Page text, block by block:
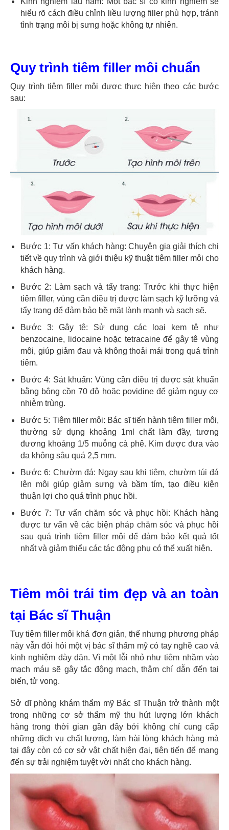
hiểu rõ cách điều chỉnh liều lượng filler phù hợp, tránh
tình trạng môi bị sưng hoặc không tự nhiên.
Quy trình tiêm filler môi chuẩn
Quy trình tiêm filler môi được thực hiện theo các bước
sau:
Bước 1: Tư vấn khách hàng: Chuyên gia giải thích chi
tiết về quy trình và giới thiệu kỹ thuật tiêm filler môi cho
khách hàng.
Bước 2: Làm sạch và tẩy trang: Trước khi thực hiện
tiêm filler, vùng cần điều trị được làm sạch kỹ lưỡng và
tẩy trang để đảm bảo bề mặt lành mạnh và sạch sẽ.
Bước 3: Gây tê: Sử dụng các loại kem tê như
benzocaine, lidocaine hoặc tetracaine để gây tê vùng
môi, giúp giảm đau và không thoải mái trong quá trình
tiêm.
Bước 4: Sát khuẩn: Vùng cần điều trị được sát khuẩn
bằng bông cồn 70 độ hoặc povidine để giảm nguy cơ
nhiễm trùng.
Bước 5: Tiêm filler môi: Bác sĩ tiến hành tiêm filler môi,
thường sử dụng khoảng 1ml chất làm đầy, tương
đương khoảng 1/5 muỗng cà phê. Kim được đưa vào
da không sâu quá 2,5 mm.
Bước 6: Chườm đá: Ngay sau khi tiêm, chườm túi đá
lên môi giúp giảm sưng và bầm tím, tạo điều kiện
thuận lợi cho quá trình phục hồi.
Bước 7: Tư vấn chăm sóc và phục hồi: Khách hàng
được tư vấn về các biện pháp chăm sóc và phục hồi
sau quá trình tiêm filler môi để đảm bảo kết quả tốt
nhất và giảm thiểu các tác động phụ có thể xuất hiện.
Tiêm môi trái tim đẹp và an toàn
tại Bác sĩ Thuận
Tuy tiêm filler môi khá đơn giản, thế nhưng phương pháp
này vẫn đòi hỏi một vị bác sĩ thẩm mỹ có tay nghề cao và
kinh nghiệm dày dặn. Vì một lỗi nhỏ như tiêm nhầm vào
mạch máu sẽ gây tắc động mạch, thậm chí dẫn đến tai
biến, tử vong.
Sở dĩ phòng khám thẩm mỹ Bác sĩ Thuận trở thành một
trong những cơ sở thẩm mỹ thu hút lượng lớn khách
hàng trong thời gian gần đây bởi không chỉ cung cấp
những dịch vụ chất lượng, làm hài lòng khách hàng mà
tại đây còn có cơ sở vật chất hiện đại, tiên tiến để mang
đến sự trải nghiệm tuyệt vời nhất cho khách hàng.